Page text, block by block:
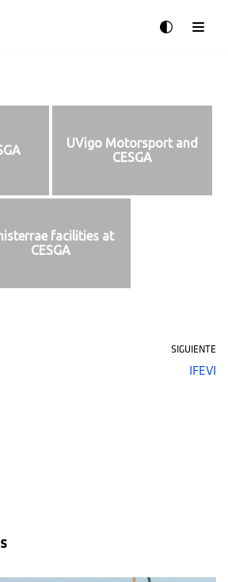
UVigo Motorsport and
CESGA
facilities at
CESGA
SIGUIENTE
IFEVI